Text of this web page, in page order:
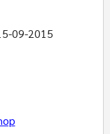
09-2015